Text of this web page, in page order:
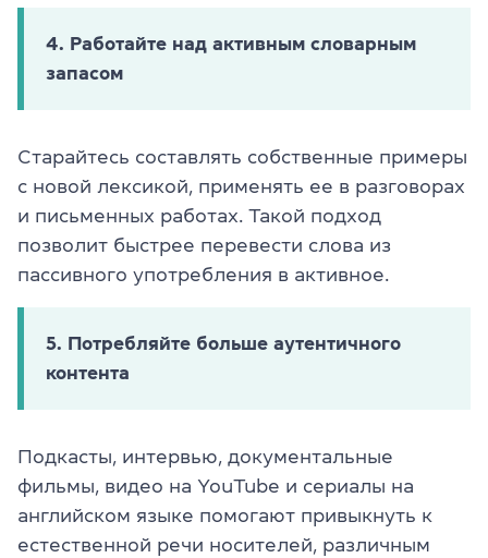
4. Работайте над активным словарным
запасом
Старайтесь составлять собственные примеры
с новой лексикой, применять ее в разговорах
и письменных работах. Такой подход
позволит быстрее перевести слова из
пассивного употребления в активное.
5. Потребляйте больше аутентичного
контента
Подкасты, интервью, документальные
фильмы, видео на YouTube и сериалы на
английском языке помогают привыкнуть к
естественной речи носителей, различным